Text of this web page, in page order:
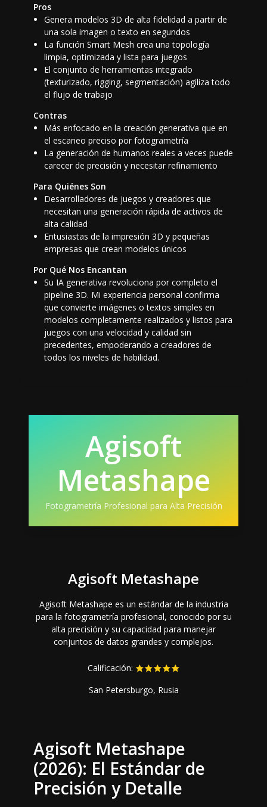
Pros
Genera modelos 3D de alta fidelidad a partir de
una sola imagen o texto en segundos
La función Smart Mesh crea una topología
limpia, optimizada y lista para juegos
El conjunto de herramientas integrado
(texturizado, rigging, segmentación) agiliza todo
el flujo de trabajo
Contras
Más enfocado en la creación generativa que en
el escaneo preciso por fotogrametría
La generación de humanos reales a veces puede
carecer de precisión y necesitar refinamiento
Para Quiénes Son
Desarrolladores de juegos y creadores que
necesitan una generación rápida de activos de
alta calidad
Entusiastas de la impresión 3D y pequeñas
empresas que crean modelos únicos
Por Qué Nos Encantan
Su IA generativa revoluciona por completo el
pipeline 3D. Mi experiencia personal confirma
que convierte imágenes o textos simples en
modelos completamente realizados y listos para
juegos con una velocidad y calidad sin
precedentes, empoderando a creadores de
todos los niveles de habilidad.
Agisoft
Metashape
Fotogrametría Profesional para Alta Precisión
Agisoft Metashape
Agisoft Metashape es un estándar de la industria
para la fotogrametría profesional, conocido por su
alta precisión y su capacidad para manejar
conjuntos de datos grandes y complejos.
Calificación:
San Petersburgo, Rusia
Agisoft Metashape
(2026): El Estándar de
Precisión y Detalle